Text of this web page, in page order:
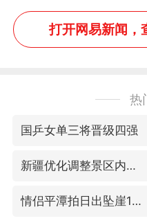
些不一样
打开网易新闻，
热
国乒女单三将晋级四强
新疆优化调整景区内自驾服务费
情侣平潭拍日出坠崖1死1伤